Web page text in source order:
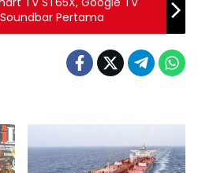
Pertama